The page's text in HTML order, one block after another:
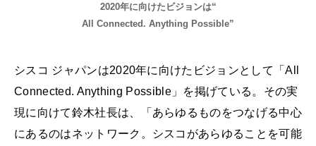
2020年に向けたビジョンは“
All Connected. Anything Possible”
シスコ ジャパンは2020年に向けたビジョンとして「All
Connected. Anything Possible」を掲げている。その実
現に向けて鈴木社長は、「あらゆるものをつなげる中心
にあるのはネットワーク。シスコがあらゆることを可能